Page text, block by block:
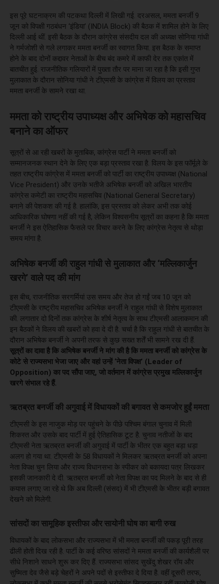
इस पूरे घटनाक्रम की पटकथा दिल्ली में लिखी गई. दरअसल, ममता बनर्जी 9
जून को विपक्षी गठबंधन ‘इंडिया’ (INDIA Block) की बैठक में शामिल होने के लिए
दिल्ली आई थीं. इसी बैठक के दौरान कांग्रेस संसदीय दल की अध्यक्ष सोनिया गांधी
ने गर्मजोशी से गले लगाकर ममता बनर्जी का स्वागत किया. इस बैठक के समाप्त
होने के बाद दोनों कद्दावर नेताओं के बीच बंद कमरे में काफी देर तक एकांत में
बातचीत हुई. राजनीतिक गलियारों में पुख्ता तौर पर माना जा रहा है कि इसी गुप्त
मुलाकात के दौरान सोनिया गांधी ने टीएमसी के कांग्रेस में विलय का प्रस्ताव
ममता बनर्जी के सामने रखा था.
ममता को राष्ट्रीय उपाध्यक्ष और अभिषेक को महासचिव
बनाने का ऑफर
सूत्रों से आ रही खबरों के मुताबिक, कांग्रेस पार्टी ने ममता बनर्जी को
सम्मानजनक स्थान देने के लिए एक बड़ा प्रस्ताव रखा है. विलय के इस फॉर्मूले के
तहत राष्ट्रीय कांग्रेस में ममता बनर्जी को पार्टी का राष्ट्रीय उपाध्यक्ष (National
Vice President) और उनके भतीजे अभिषेक बनर्जी को अखिल भारतीय
कांग्रेस कमेटी का राष्ट्रीय महासचिव (National General Secretary)
बनाने की पेशकश की गई है. हालांकि, इस प्रस्ताव को लेकर अभी तक कोई
आधिकारिक घोषणा नहीं की गई है, लेकिन विश्वसनीय सूत्रों का कहना है कि ममता
बनर्जी ने इस ऐतिहासिक फैसले पर विचार करने के लिए कांग्रेस नेतृत्व से थोड़ा
समय मांगा है.
अभिषेक बनर्जी की राहुल गांधी से मुलाकात और ‘मल्लिकार्जुन
खरगे’ वाले पद की मांग
इस बीच, राजनीतिक सरगर्मियां उस समय और तेज हो गईं जब 10 जून को
टीएमसी के राष्ट्रीय महासचिव अभिषेक बनर्जी ने राहुल गांधी से विशेष मुलाकात
की. लगातार दो दिनों तक कांग्रेस के शीर्ष नेतृत्व के साथ टीएमसी आलाकमान की
इन बैठकों ने विलय की खबरों को हवा दे दी है. चर्चा है कि राहुल गांधी से बातचीत के
दौरान अभिषेक बनर्जी ने अपनी तरफ से कुछ सख्त शर्तें भी सामने रख दी हैं.
सूत्रों का दावा है कि अभिषेक बनर्जी ने मांग की है कि ममता बनर्जी को कांग्रेस के
कोटे से राज्यसभा भेजा जाए और वहां उन्हें ‘नेता विपक्ष’ (Leader of
Opposition) का पद सौंपा जाए, जो वर्तमान में कांग्रेस प्रमुख मल्लिकार्जुन
खरगे संभाल रहे हैं.
ऋतब्रत बनर्जी की अगुवाई में विधायकों की बगावत से कमजोर हुईं ममता
टीएमसी के इस नाजुक मोड़ पर पहुंचने के पीछे पश्चिम बंगाल चुनाव में मिली
शिकस्त और उसके बाद पार्टी में हुई ऐतिहासिक टूट है. चुनाव नतीजों के बाद
टीएमसी नेता ऋतब्रत बनर्जी की अगुवाई में पार्टी के भीतर एक बहुत बड़ा धड़ा
अलग हो गया था. टीएमसी के 58 विधायकों ने मिलकर ऋतब्रत बनर्जी को अपना
नेता विपक्ष चुन लिया और राज्य विधानसभा के स्पीकर को बकायदा पत्र लिखकर
इसकी जानकारी दे दी. ऋतब्रत बनर्जी को नेता विपक्ष का पद मिलने के बाद से ही
कयास लगाए जा रहे थे कि अब दिल्ली (संसद) में भी टीएमसी के भीतर बड़ी बगावत
देखने को मिलेगी.
सांसदों का सामूहिक इस्तीफा और सायोनी घोष का बागी रुख
विधायकों के बाद लोकसभा और राज्यसभा में भी ममता बनर्जी की पकड़ पूरी तरह
ढीली होती दिख रही है. पार्टी के कई वरिष्ठ सांसदों ने ममता बनर्जी की कार्यशैली पर
सीधे निशाने साधने शुरू कर दिए हैं. राज्यसभा सांसद सुखेंदु शेखर रॉय और
सुष्मिता देव जैसे बड़े चेहरों ने अपने पदों से इस्तीफा दे दिया है. वहीं दूसरी तरफ,